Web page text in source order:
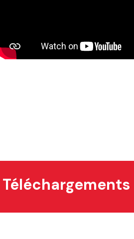
Téléchargements